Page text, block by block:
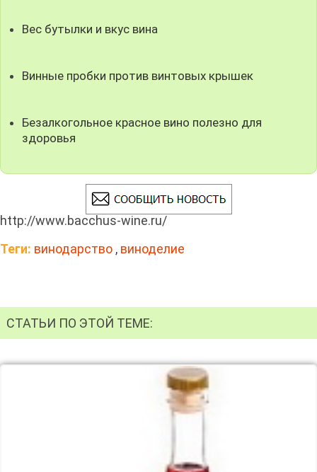
Вес бутылки и вкус вина
Винные пробки против винтовых крышек
Безалкогольное красное вино полезно для
здоровья
http://www.bacchus-wine.ru/
Теги: винодарство , виноделие
СТАТЬИ ПО ЭТОЙ ТЕМЕ: